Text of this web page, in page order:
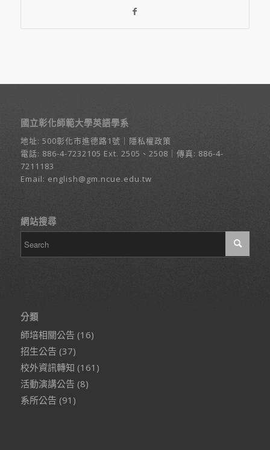
國立彰化師範大學英語學系
地址: 500彰化市進德路1號 ｜ 隱私權政策
電話: 886-4-7232105 Ext. 2505、2508｜傳真: 886-4-
7211183
Email: english@gm.ncue.edu.tw
網站搜尋
分類
師培相關公告 (16)
招生公告 (37)
校外資訊轉知 (161)
活動演講公告 (8)
系所公告 (91)